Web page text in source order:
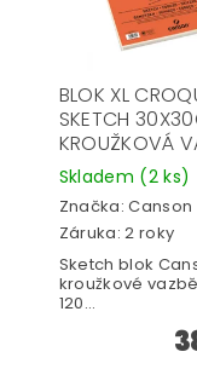
BLOK XL
SKETCH
KROUŽKOVÁ
Skladem (2 ks)
Značka:Canson
Záruka: 2 roky
Sketch blok
kroužkové vazbě se
120...